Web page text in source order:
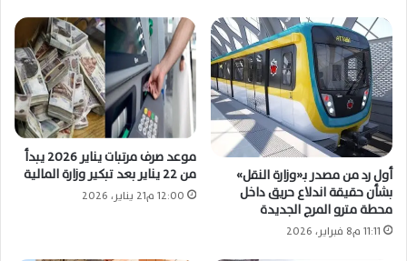
أول رد من مصدر بـ«وزارة النقل»
بشأن حقيقة اندلاع حريق داخل
محطة مترو المرج الجديدة
11:11 م8 فبراير، 2026
موعد صرف مرتبات يناير 2026 يبدأ
من 22 يناير بعد تبكير وزارة المالية
12:00 م21 يناير، 2026